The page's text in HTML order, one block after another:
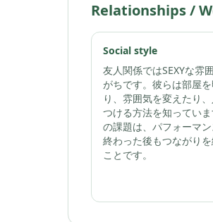
Relationships /
Social style
友人関係ではSEXYな雰
がちです。彼らは部屋
り、雰囲気を変えたり
つける方法を知ってい
の課題は、パフォーマ
終わった後もつながり
ことです。